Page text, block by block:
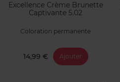
Excellence Crème Brunette
Captivante 5.02
Coloration permanente
14,99 € Ajouter